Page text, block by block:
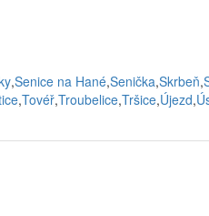
,Senice na Hané,Senička,Skrbeň,
,Tovéř,Troubelice,Tršice,Újezd,